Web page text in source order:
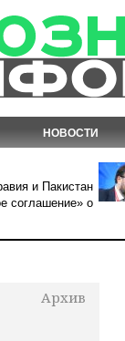
НОВОСТИ
и Пакистан
соглашение» о
Архив